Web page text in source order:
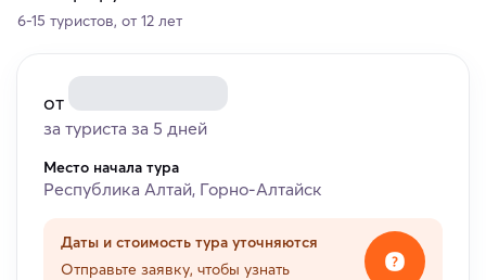
6-15 туристов, от 12 лет
от
за туриста за 5 дней
Место начала тура
Республика Алтай, Горно-Алтайск
Даты и стоимость тура уточняются
Отправьте заявку, чтобы узнать